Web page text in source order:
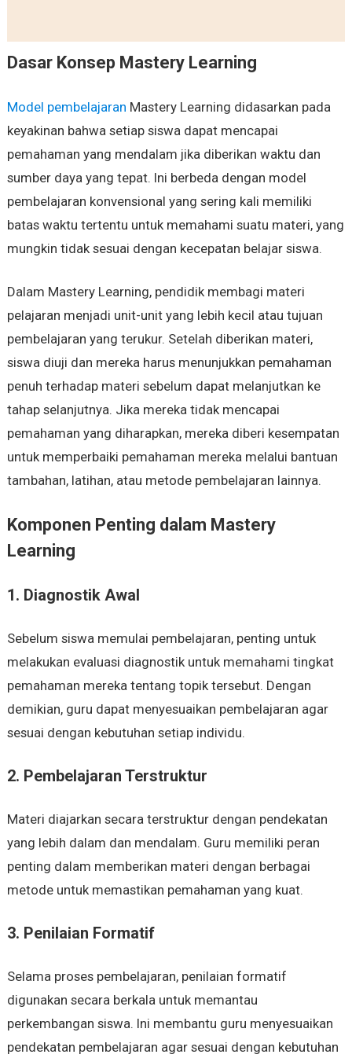
Dasar Konsep Mastery Learning
Model pembelajaran Mastery Learning didasarkan pada
keyakinan bahwa setiap siswa dapat mencapai
pemahaman yang mendalam jika diberikan waktu dan
sumber daya yang tepat. Ini berbeda dengan model
pembelajaran konvensional yang sering kali memiliki
batas waktu tertentu untuk memahami suatu materi, yang
mungkin tidak sesuai dengan kecepatan belajar siswa.
Dalam Mastery Learning, pendidik membagi materi
pelajaran menjadi unit-unit yang lebih kecil atau tujuan
pembelajaran yang terukur. Setelah diberikan materi,
siswa diuji dan mereka harus menunjukkan pemahaman
penuh terhadap materi sebelum dapat melanjutkan ke
tahap selanjutnya. Jika mereka tidak mencapai
pemahaman yang diharapkan, mereka diberi kesempatan
untuk memperbaiki pemahaman mereka melalui bantuan
tambahan, latihan, atau metode pembelajaran lainnya.
Komponen Penting dalam Mastery
Learning
1. Diagnostik Awal
Sebelum siswa memulai pembelajaran, penting untuk
melakukan evaluasi diagnostik untuk memahami tingkat
pemahaman mereka tentang topik tersebut. Dengan
demikian, guru dapat menyesuaikan pembelajaran agar
sesuai dengan kebutuhan setiap individu.
2. Pembelajaran Terstruktur
Materi diajarkan secara terstruktur dengan pendekatan
yang lebih dalam dan mendalam. Guru memiliki peran
penting dalam memberikan materi dengan berbagai
metode untuk memastikan pemahaman yang kuat.
3. Penilaian Formatif
Selama proses pembelajaran, penilaian formatif
digunakan secara berkala untuk memantau
perkembangan siswa. Ini membantu guru menyesuaikan
pendekatan pembelajaran agar sesuai dengan kebutuhan